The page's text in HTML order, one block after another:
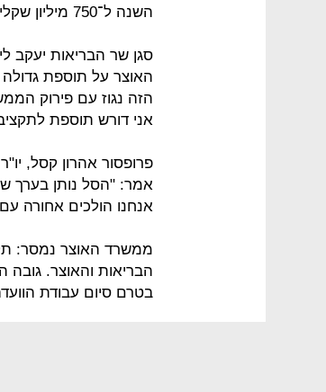
השנה ל־750 מיליון שקלים.
סגן שר הבריאות יעקב
האוצר על תוספת
הזה נגוז עם פירוק
אני דורש תוספת
פרופסור אהרון קסל,
אמר: "הסל נותן בערך
אנחנו הולכים אחורה
הבריאות והאוצר.
בטרם סיום עבודת